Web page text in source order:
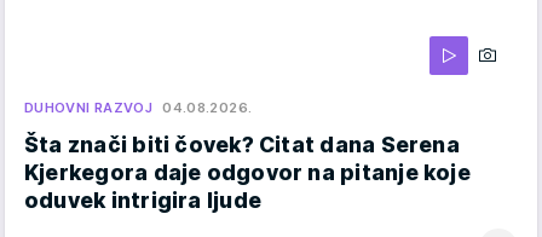
DUHOVNI RAZVOJ 04.08.2026.
Šta znači biti čovek? Citat dana Serena
Kjerkegora daje odgovor na pitanje koje
oduvek intrigira ljude